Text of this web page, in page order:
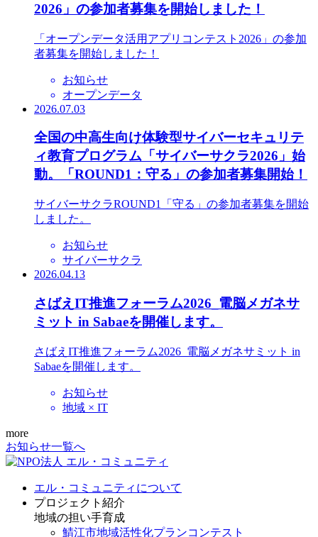
2026」の参加者募集を開始しました！
「オープンデータ活用アプリコンテスト2026」の参加
者募集を開始しました！
お知らせ
オープンデータ
2026.07.03
全国の中高生向け体験型サイバーセキュリテ
ィ教育プログラム「サイバーサクラ2026」始
動。「ROUND1：守る」の参加者募集開始！
サイバーサクラROUND1「守る」の参加者募集を開始
しました。
お知らせ
サイバーサクラ
2026.04.13
さばえIT推進フォーラム2026_電脳メガネサ
ミット in Sabaeを開催します。
さばえIT推進フォーラム2026_電脳メガネサミット in
Sabaeを開催します。
お知らせ
地域 × IT
more
お知らせ一覧へ
エル・コミュニティについて
プロジェクト紹介
地域の担い手育成
鯖江市地域活性化プランコンテスト